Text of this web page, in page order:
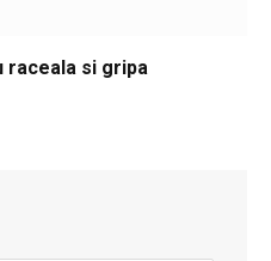
raceala si gripa